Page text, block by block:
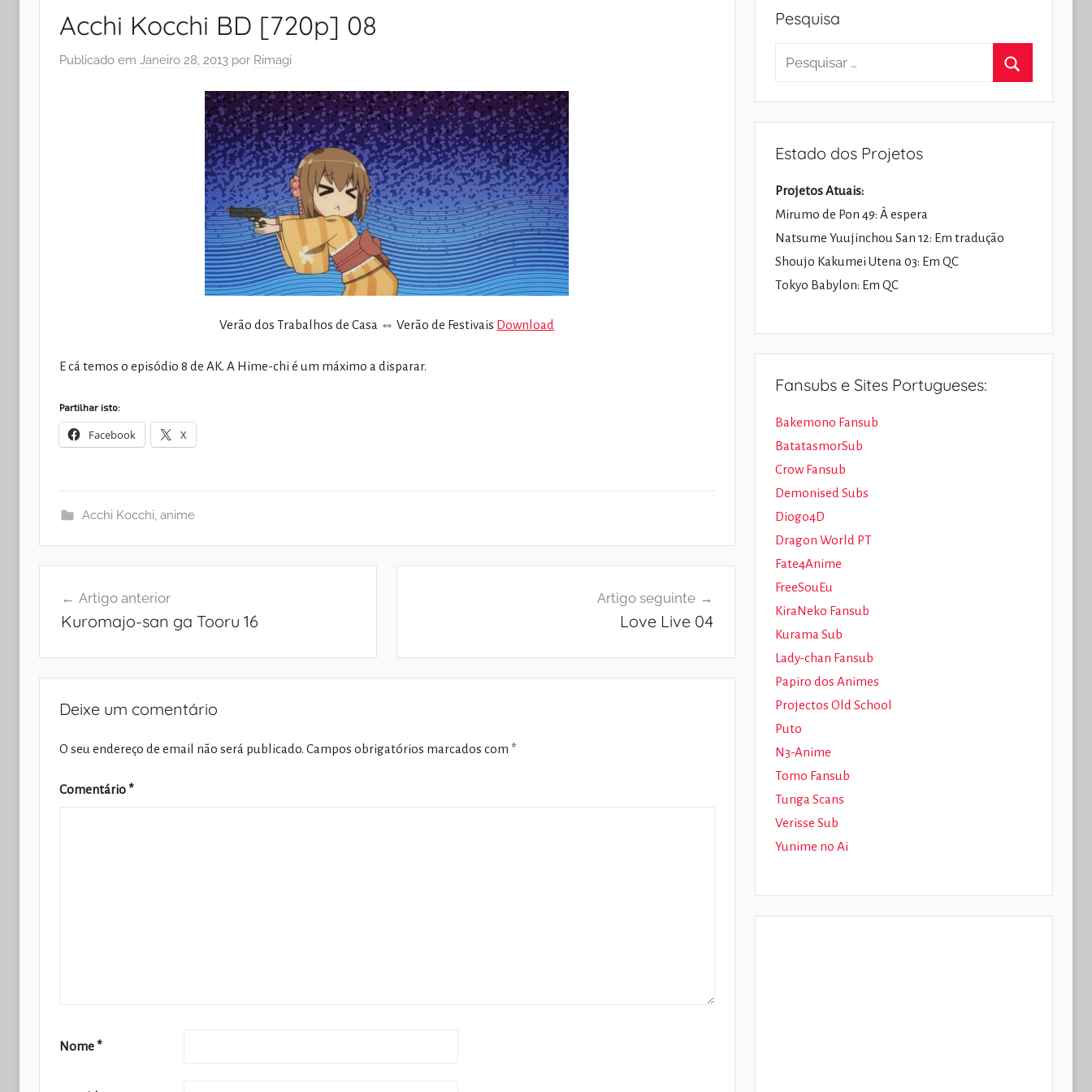
Acchi Kocchi BD [720p] 08
Publicado em Janeiro 28, 2013 por Rimagi
Verão dos Trabalhos de Casa ⇔ Verão de Festivais Download
E cá temos o episódio 8 de AK. A Hime-chi é um máximo a disparar.
Partilhar isto:
Facebook X
Acchi Kocchi, anime
Artigo anterior
Kuromajo-san ga Tooru 16
Artigo seguinte
Love Live 04
Deixe um comentário
O seu endereço de email não será publicado. Campos obrigatórios marcados com *
Comentário *
Nome *
Pesquisa
Pesquisar
Estado dos Projetos
Projetos Atuais:
Mirumo de Pon 49: À espera
Natsume Yuujinchou San 12: Em tradução
Shoujo Kakumei Utena 03: Em QC
Tokyo Babylon: Em QC
Fansubs e Sites Portugueses:
Bakemono Fansub
BatatasmorSub
Crow Fansub
Demonised Subs
Diogo4D
Dragon World PT
Fate4Anime
FreeSouEu
KiraNeko Fansub
Kurama Sub
Lady-chan Fansub
Papiro dos Animes
Projectos Old School
Puto
N3-Anime
Tomo Fansub
Tunga Scans
Verisse Sub
Yunime no Ai